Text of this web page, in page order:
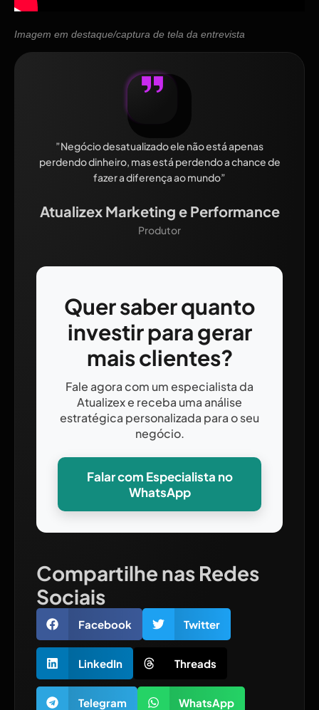
Imagem em destaque/captura de tela da entrevista
”Negócio desatualizado ele não está apenas
perdendo dinheiro, mas está perdendo a chance de
fazer a diferença ao mundo”
Atualizex Marketing e Performance
Produtor
Quer saber quanto
investir para gerar
mais clientes?
Fale agora com um especialista da
Atualizex e receba uma análise
estratégica personalizada para o seu
negócio.
Falar com Especialista no
WhatsApp
Compartilhe nas Redes
Sociais
Facebook Twitter
LinkedIn Threads
Telegram WhatsApp